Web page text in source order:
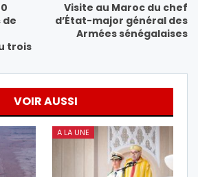
de
trois
Visite au Maroc du chef
d’État-major général des
Armées sénégalaises
VOIR AUSSI
A LA UNE